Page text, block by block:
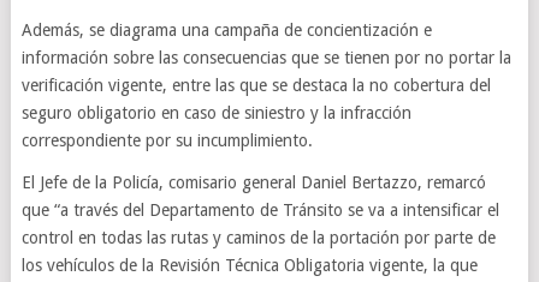
Además, se diagrama una campaña de concientización e
información sobre las consecuencias que se tienen por no portar la
verificación vigente, entre las que se destaca la no cobertura del
seguro obligatorio en caso de siniestro y la infracción
correspondiente por su incumplimiento.
El Jefe de la Policía, comisario general Daniel Bertazzo, remarcó
que “a través del Departamento de Tránsito se va a intensificar el
control en todas las rutas y caminos de la portación por parte de
los vehículos de la Revisión Técnica Obligatoria vigente, la que